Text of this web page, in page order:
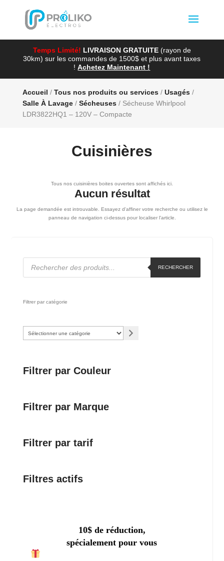
Temps Limité! LIVRAISON GRATUITE (rayon de
30km) sur les commandes de 1500$ et plus avant taxes
!Achetez Maintenant !
Accueil / Tous nos produits ou services/ Usagés/
Salle À Lavage/ Sécheuses/ Sécheuse Whirlpool
LDR3822HQ1 – 120V – Compacte
Cuisinières
Tous nos cuisinières boites ouvertes sont affichés ici.
Aucun résultat
La page demandée est introuvable. Essayez d'affiner votre recherche ou utilisez le
panneau de navigation ci-dessus pour localiser l'article.
RECHERCHER
Filtrer par catégorie
Filtrer par Couleur
Filtrer par Marque
Filtrer par tarif
Filtres actifs
10$ de réduction,
spécialement pour vous